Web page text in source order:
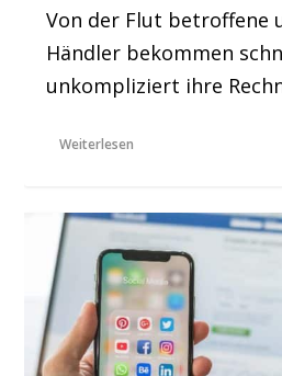
Von der Flut betroffene
Händler bekommen
unkompliziert ihre
Weiterlesen